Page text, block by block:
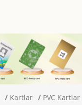
Kartlar PVC Kartlar